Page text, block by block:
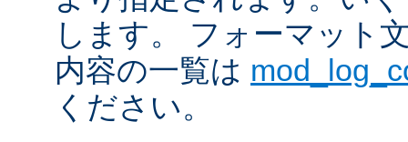
します。 フォーマット
内容の一覧は
ください。